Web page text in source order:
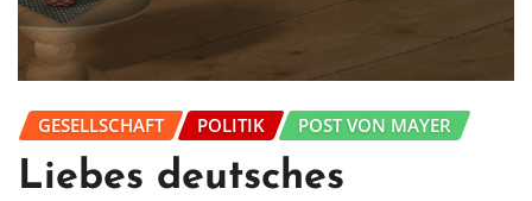
GESELLSCHAFT POLITIK POST VON MAYER
Liebes deutsches